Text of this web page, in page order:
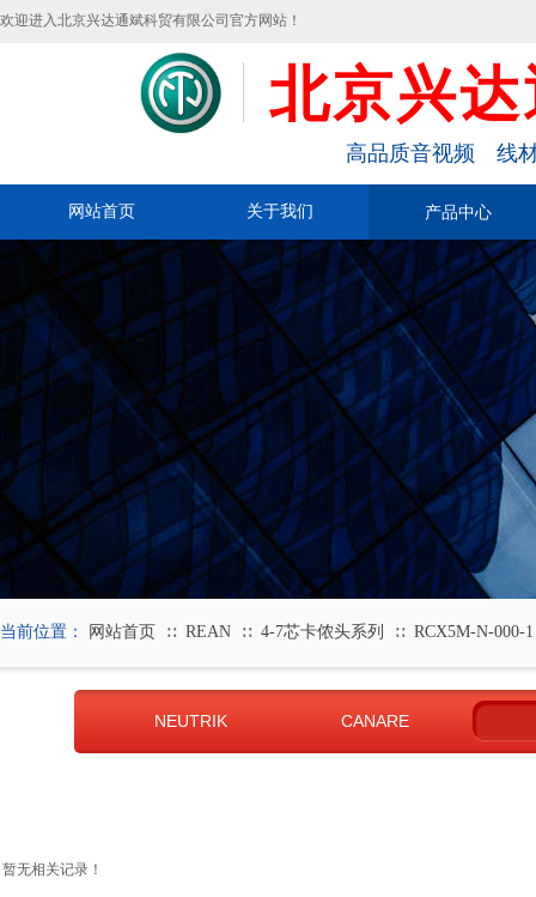
欢迎进入北京兴达通斌科贸有限公司官方网站！
北京兴
高品质音视频 线
网站首页 关于我们 产品中心
当前位置： 网站首页 ∷ REAN ∷ 4-7芯卡侬头系列 ∷ RCX5M-N-000-1
NEUTRIK CANARE
暂无相关记录！